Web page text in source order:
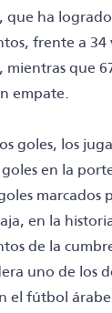
que ha
frente a 34
que
empate.
goles, los
en la
marcados
en la
de la
uno de los
el fútbol